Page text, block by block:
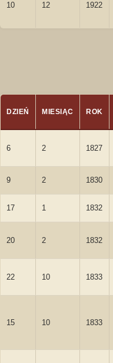
10 12 1922
DZIEŃ MIESIĄC ROK
6 2 1827
9 2 1830
17 1 1832
20 2 1832
22 10 1833
15 10 1833